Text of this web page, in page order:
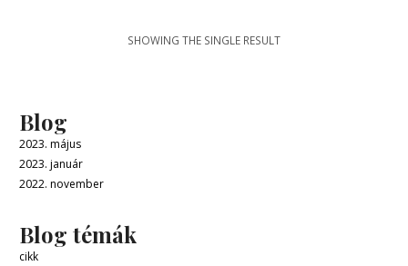
SHOWING THE SINGLE RESULT
Blog
2023. május
2023. január
2022. november
Blog témák
cikk